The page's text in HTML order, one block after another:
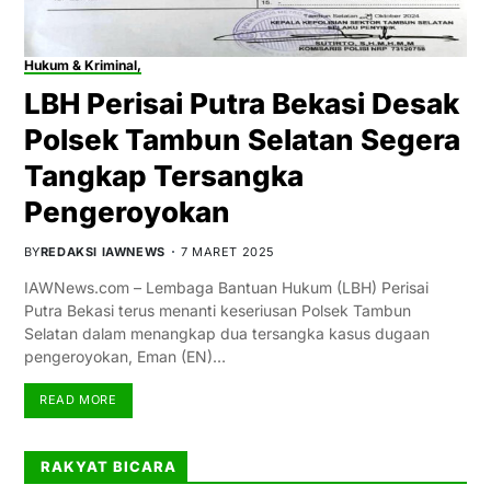
Hukum & Kriminal,
LBH Perisai Putra Bekasi Desak
Polsek Tambun Selatan Segera
Tangkap Tersangka
Pengeroyokan
BYREDAKSI IAWNEWS 7 MARET 2025
IAWNews.com – Lembaga Bantuan Hukum (LBH) Perisai
Putra Bekasi terus menanti keseriusan Polsek Tambun
Selatan dalam menangkap dua tersangka kasus dugaan
pengeroyokan, Eman (EN)…
READ MORE
RAKYAT BICARA